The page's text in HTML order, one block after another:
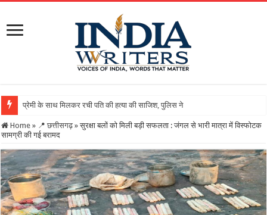
Home » 📍 छत्तीसगढ़ » सुरक्षा बलों को मिली बड़ी सफलता : जंगल से भारी मात्रा में विस्फोटक
सामग्री की गई बरामद